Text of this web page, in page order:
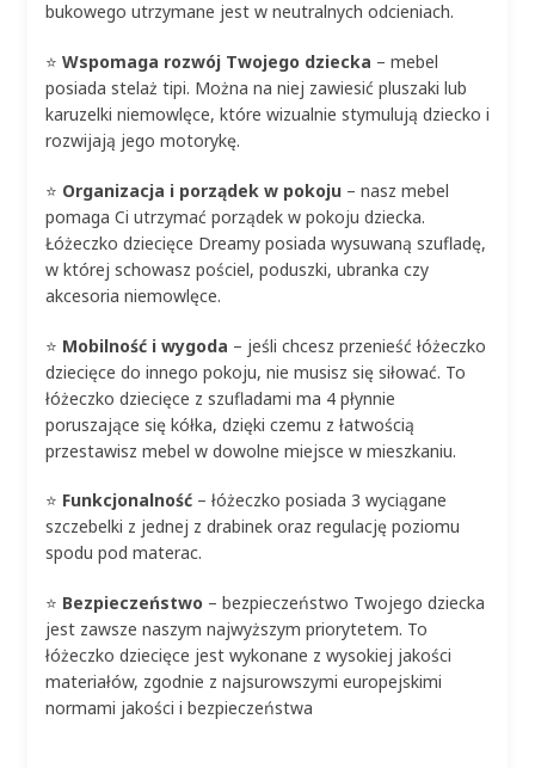
bukowego utrzymane jest w neutralnych odcieniach.
⭐ Wspomaga rozwój Twojego dziecka – mebel
posiada stelaż tipi. Można na niej zawiesić pluszaki lub
karuzelki niemowlęce, które wizualnie stymulują dziecko i
rozwijają jego motorykę.
⭐ Organizacja i porządek w pokoju– nasz mebel
pomaga Ci utrzymać porządek w pokoju dziecka.
Łóżeczko dziecięce Dreamy posiada wysuwaną szufladę,
w której schowasz pościel, poduszki, ubranka czy
akcesoria niemowlęce.
⭐ Mobilność i wygoda – jeśli chcesz przenieść łóżeczko
dziecięce do innego pokoju, nie musisz się siłować. To
łóżeczko dziecięce z szufladami ma 4 płynnie
poruszające się kółka, dzięki czemu z łatwością
przestawisz mebel w dowolne miejsce w mieszkaniu.
⭐ Funkcjonalność– łóżeczko posiada 3 wyciągane
szczebelki z jednej z drabinek oraz regulację poziomu
spodu pod materac.
⭐ Bezpieczeństwo – bezpieczeństwo Twojego dziecka
jest zawsze naszym najwyższym priorytetem. To
łóżeczko dziecięce jest wykonane z wysokiej jakości
materiałów, zgodnie z najsurowszymi europejskimi
normami jakości i bezpieczeństwa